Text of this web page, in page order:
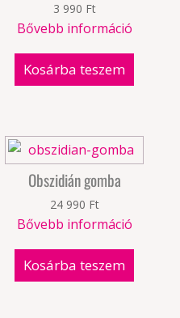
3 990 Ft
Bővebb információ
Kosárba teszem
Obszidián gomba
24 990 Ft
Bővebb információ
Kosárba teszem